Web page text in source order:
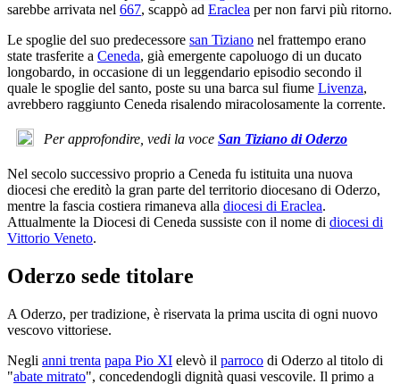
sarebbe arrivata nel 667, scappò ad Eraclea per non farvi più ritorno.
Le spoglie del suo predecessore san Tiziano nel frattempo erano
state trasferite a Ceneda, già emergente capoluogo di un ducato
longobardo, in occasione di un leggendario episodio secondo il
quale le spoglie del santo, poste su una barca sul fiume Livenza,
avrebbero raggiunto Ceneda risalendo miracolosamente la corrente.
Per approfondire, vedi la voce San Tiziano di Oderzo
Nel secolo successivo proprio a Ceneda fu istituita una nuova
diocesi che ereditò la gran parte del territorio diocesano di Oderzo,
mentre la fascia costiera rimaneva alla diocesi di Eraclea.
Attualmente la Diocesi di Ceneda sussiste con il nome di diocesi di
Vittorio Veneto.
Oderzo sede titolare
A Oderzo, per tradizione, è riservata la prima uscita di ogni nuovo
vescovo vittoriese.
Negli anni trenta papa Pio XI elevò il parroco di Oderzo al titolo di
"abate mitrato", concedendogli dignità quasi vescovile. Il primo a